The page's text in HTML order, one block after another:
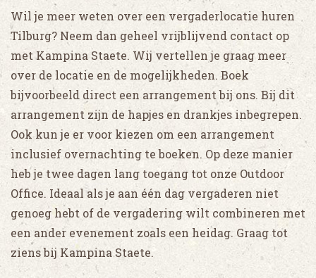
Wil je meer weten over een vergaderlocatie huren
Tilburg? Neem dan geheel vrijblijvend contact op
met Kampina Staete. Wij vertellen je graag meer
over de locatie en de mogelijkheden. Boek
bijvoorbeeld direct een arrangement bij ons. Bij dit
arrangement zijn de hapjes en drankjes inbegrepen.
Ook kun je er voor kiezen om een arrangement
inclusief overnachting te boeken. Op deze manier
heb je twee dagen lang toegang tot onze Outdoor
Office. Ideaal als je aan één dag vergaderen niet
genoeg hebt of de vergadering wilt combineren met
een ander evenement zoals een heidag. Graag tot
ziens bij Kampina Staete.